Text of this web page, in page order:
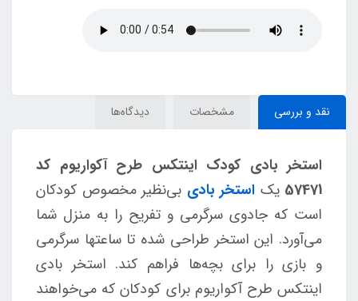
نقد و بررسی مشخصات دیدگاه‌ها
استخر بادی کودک اینتکس طرح آکواریوم کد
57471 یک استخر بادی بی‌نظیر مخصوص کودکان
است که جادوی سرگرمی و تفریح را به منزل شما
می‌آورد. این استخر طراحی شده تا ساعتها سرگرمی
و بازی را برای بچه‌ها فراهم کند. استخر بادی
اینتکس طرح آکواریوم برای کودکان که می‌خواهند